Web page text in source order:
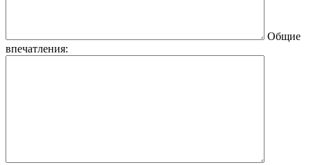
Общие
впечатления: